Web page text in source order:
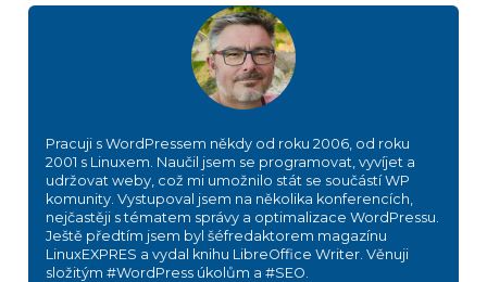
Pracuji s WordPressem někdy od roku 2006, od roku
2001 s Linuxem. Naučil jsem se programovat, vyvíjet a
udržovat weby, což mi umožnilo stát se součástí WP
komunity. Vystupoval jsem na několika konferencích,
nejčastěji s tématem správy a optimalizace WordPressu.
Ještě předtím jsem byl šéfredaktorem magazínu
LinuxEXPRES a vydal knihu LibreOffice Writer. Věnuji
složitým #WordPress úkolům a #SEO.